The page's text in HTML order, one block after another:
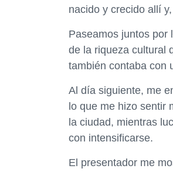
nacido y crecido allí
Paseamos juntos por
de la riqueza cultural
también contaba con
Al día siguiente, me
lo que me hizo sentir
la ciudad, mientras
con intensificarse.
El presentador me